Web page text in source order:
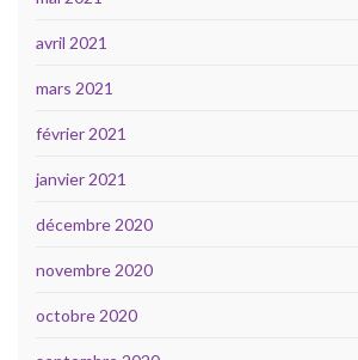
avril 2021
mars 2021
février 2021
janvier 2021
décembre 2020
novembre 2020
octobre 2020